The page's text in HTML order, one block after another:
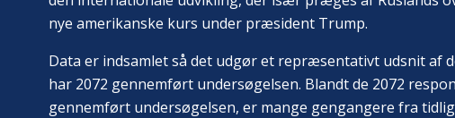
nye amerikanske kurs under præsident Trump.
Data er indsamlet så det udgør et repræsentativt udsnit af
har 2072 gennemført undersøgelsen. Blandt de 2072
gennemført undersøgelsen, er mange gengangere fra